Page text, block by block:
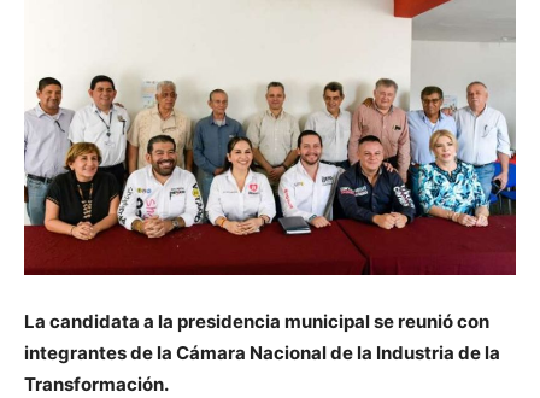
La candidata a la presidencia municipal se reunió con
integrantes de la Cámara Nacional de la Industria de la
Transformación.